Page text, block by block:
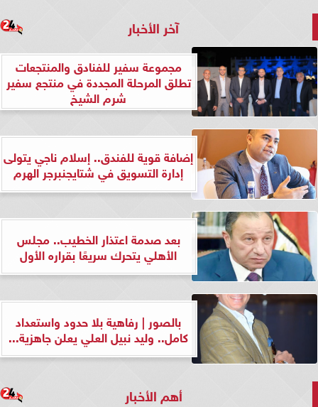
آخر الأخبار
مجموعة سفير للفنادق والمنتجعات
تطلق المرحلة المجددة في منتجع سفير
شرم الشيخ
إضافة قوية للفندق.. إسلام ناجي يتولى
إدارة التسويق في شتايجنبرجر الهرم
بعد صدمة اعتذار الخطيب.. مجلس
الأهلي يتحرك سريعًا بقراره الأول
بالصور | رفاهية بلا حدود واستعداد
كامل.. وليد نبيل العلي يعلن جاهزية...
أهم الأخبار